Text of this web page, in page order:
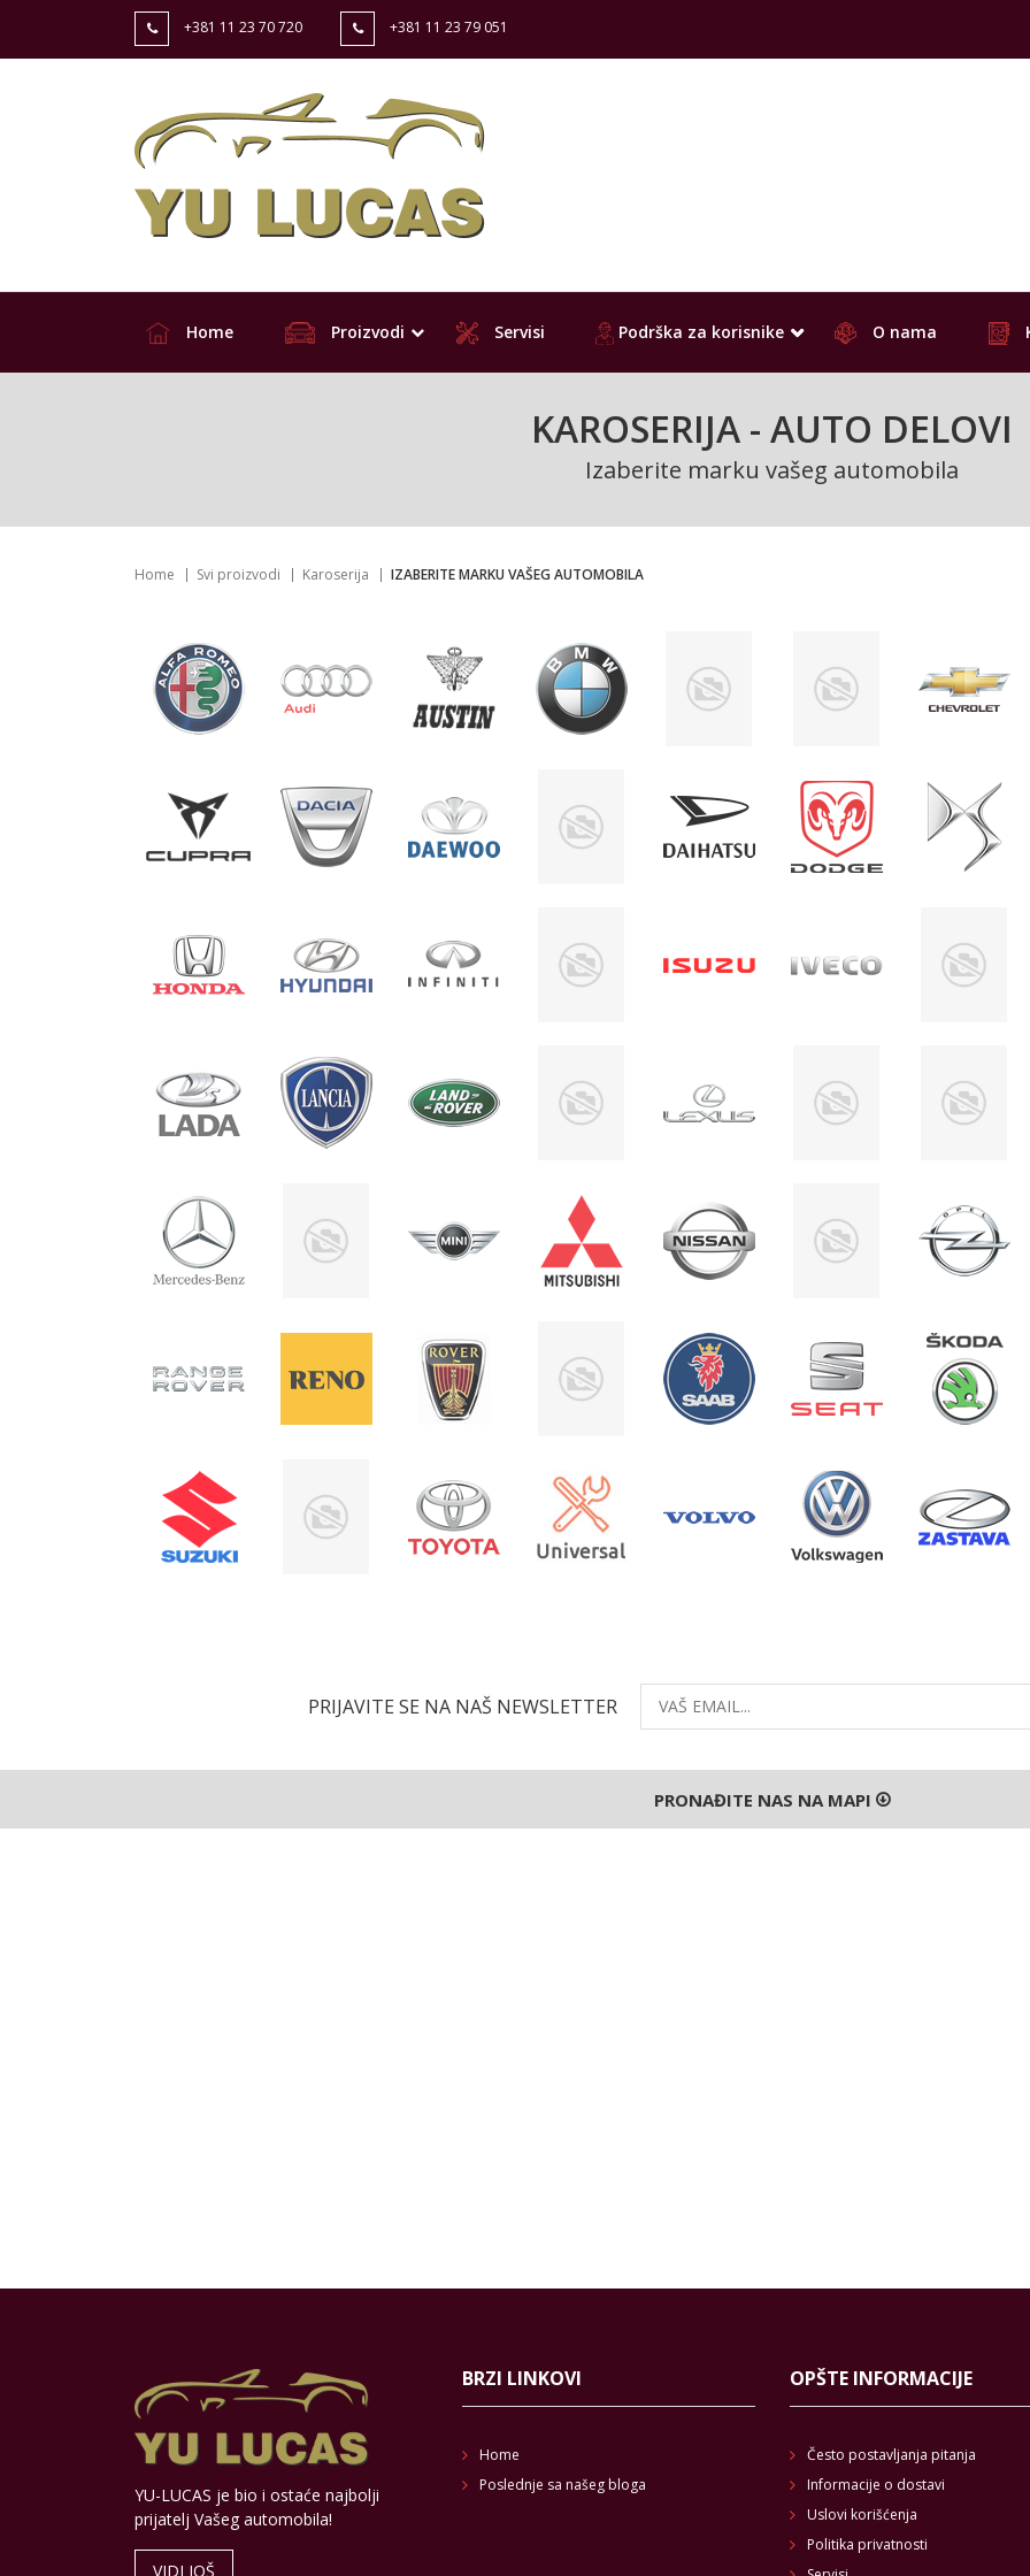
+381 11 23 70 720 +381 11 23 79 051
Home Proizvodi Servisi Podrška za korisnike O nama
KAROSERIJA - AUTO DELOVI
Izaberite marku vašeg automobila
Home Svi proizvodi Karoserija IZABERITE MARKU VAŠEG AUTOMOBILA
PRIJAVITE SE NA NAŠ NEWSLETTER
PRONAĐITE NAS NA MAPI
YU-LUCAS je bio i ostaće najbolji
prijatelj Vašeg automobila!
VIDI JOŠ
BRZI LINKOVI
Home
Poslednje sa našeg bloga
OPŠTE INFORMACIJE
Često postavljanja pitanja
Informacije o dostavi
Uslovi korišćenja
Politika privatnosti